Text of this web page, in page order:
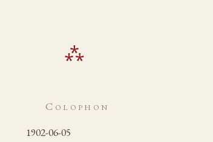
Colophon
1902-06-05